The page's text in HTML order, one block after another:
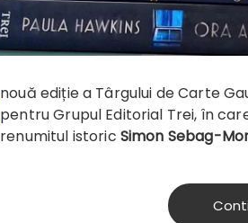
nouă ediție a Târgului de Carte
pentru Grupul Editorial Trei, în
renumitul istoric Simon Sebag-